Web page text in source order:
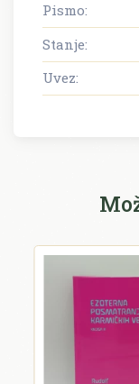
Pismo:
Stanje:
Uvez: